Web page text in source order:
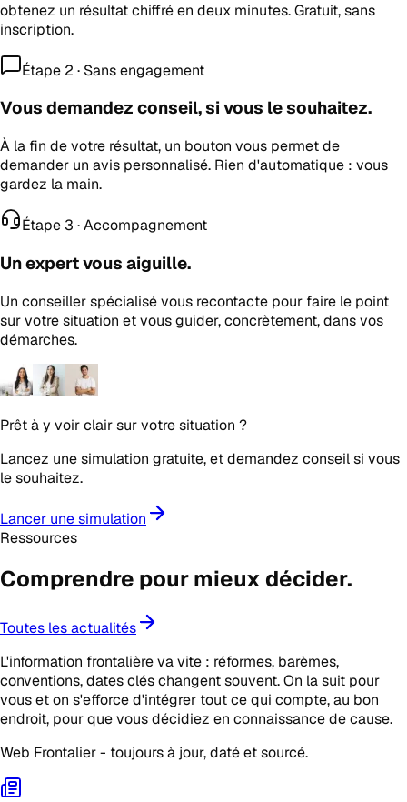
obtenez un résultat chiffré en deux minutes. Gratuit, sans
inscription.
Étape 2 · Sans engagement
Vous demandez conseil, si vous le souhaitez.
À la fin de votre résultat, un bouton vous permet de
demander un avis personnalisé. Rien d'automatique : vous
gardez la main.
Étape 3 · Accompagnement
Un expert vous aiguille.
Un conseiller spécialisé vous recontacte pour faire le point
sur votre situation et vous guider, concrètement, dans vos
démarches.
Prêt à y voir clair sur votre situation ?
Lancez une simulation gratuite, et demandez conseil si vous
le souhaitez.
Lancer une simulation
Ressources
Comprendre pour mieux décider.
Toutes les actualités
L'information frontalière va vite : réformes, barèmes,
conventions, dates clés changent souvent. On la suit pour
vous et on s'efforce d'intégrer tout ce qui compte, au bon
endroit, pour que vous décidiez en connaissance de cause.
Web Frontalier - toujours à jour, daté et sourcé.